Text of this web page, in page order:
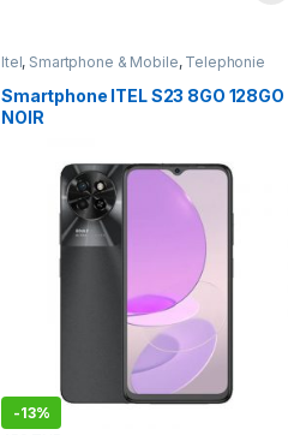
Itel, Smartphone & Mobile, Telephonie
Smartphone ITEL S23 8GO 128GO
NOIR
-13%